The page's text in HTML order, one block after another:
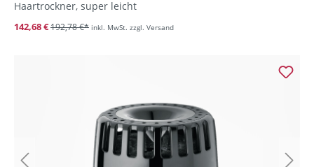
Haartrockner, super leicht
142,68 €192,78 €* inkl. MwSt. zzgl. Versand